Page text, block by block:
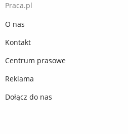
Praca.pl
O nas
Kontakt
Centrum prasowe
Reklama
Dołącz do nas